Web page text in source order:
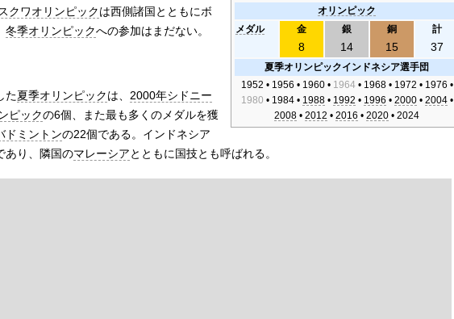
オリンピック
メダル
金
8
銀
14
銅
15
計
37
夏季オリンピックインドネシア選手団
1952 • 1956 • 1960 • 1964• 1968 • 1972 • 1976 •
1980 • 1984 • 1988• 1992 • 1996 • 2000• 2004•
2008 • 2012 • 2016 • 2020 • 2024
クワオリンピックは西側諸国とともにボ
冬季オリンピックへの参加はまだない。
た夏季オリンピックは、 2000年シドニー
ピックの6個、また最も多くのメダルを獲
ドミントンの22個である。インドネシア
あり、隣国のマレーシアとともに国技とも呼ばれる。